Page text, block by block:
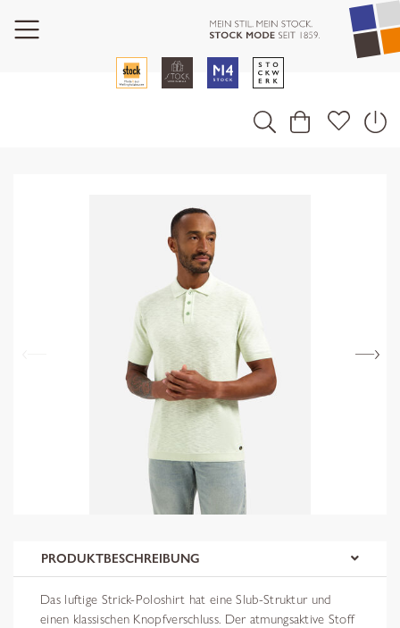
PRODUKTBESCHREIBUNG
Das luftige Strick-Poloshirt hat eine Slub-Struktur und
einen klassischen Knopfverschluss. Der atmungsaktive Stoff